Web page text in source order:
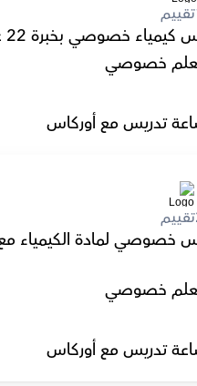
تقييم
بخبرة 22 عامًا و2175 ساعة على منصة أوركاس.
خصوصي
تدريس مع أوركاس
تقييم
خصوصي
تدريس مع أوركاس